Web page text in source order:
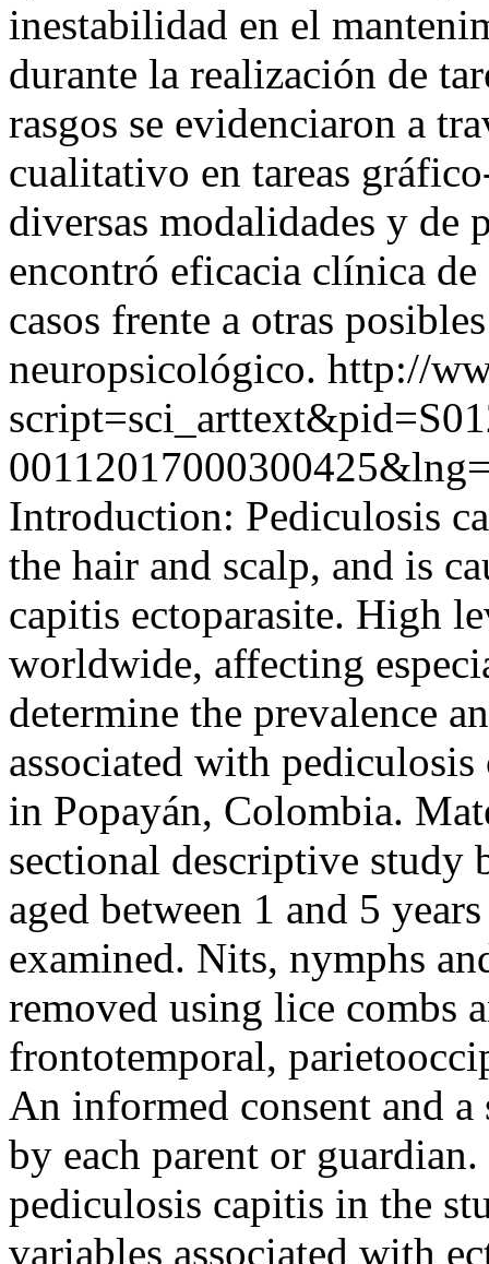
inestabilidad en el
durante la realización de
rasgos se evidenciaron a
cualitativo en tareas
diversas modalidades y de
encontró eficacia clínica
casos frente a otras
neuropsicológico. http://
Introduction: Pediculosis
the hair and scalp, and is
capitis ectoparasite. High
worldwide, affecting
determine the prevalence
associated with
in Popayán, Colombia.
sectional descriptive study
aged between 1 and 5
examined. Nits, nymphs
removed using lice combs
frontotemporal,
An informed consent and
by each parent or
pediculosis capitis in the
variables associated with